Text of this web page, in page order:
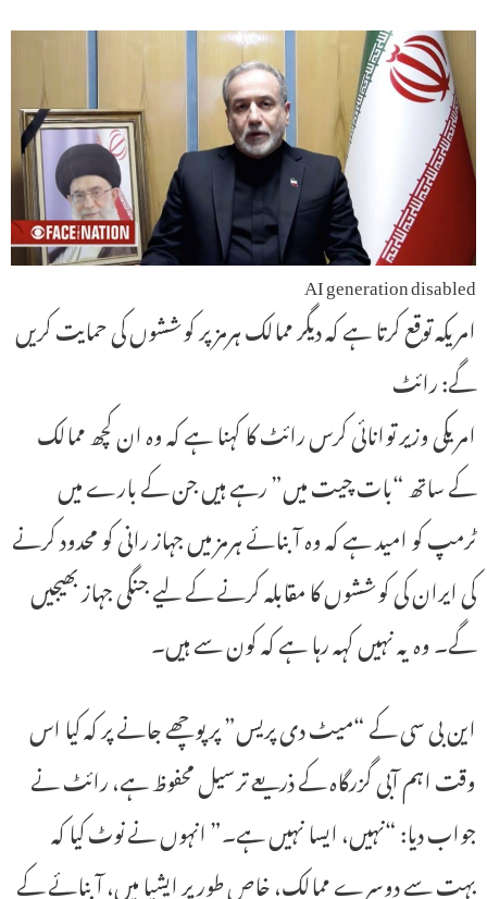
AI generation disabled
امریکہ توقع کرتا ہے کہ دیگر ممالک ہرمز پر کوششوں کی حمایت کریں
گے: رائٹ
امریکی وزیر توانائی کرس رائٹ کا کہنا ہے کہ وہ ان کچھ ممالک
کے ساتھ “بات چیت میں” رہے ہیں جن کے بارے میں
ٹرمپ کو امید ہے کہ وہ آبنائے ہرمز میں جہاز رانی کو محدود کرنے
کی ایران کی کوششوں کا مقابلہ کرنے کے لیے جنگی جہاز بھیجیں
گے۔ وہ یہ نہیں کہہ رہا ہے کہ کون سے ہیں۔
این بی سی کے “میٹ دی پریس” پر پوچھے جانے پر کہ کیا اس
وقت اہم آبی گزرگاہ کے ذریعے ترسیل محفوظ ہے، رائٹ نے
جواب دیا: “نہیں، ایسا نہیں ہے۔” انہوں نے نوٹ کیا کہ
بہت سے دوسرے ممالک، خاص طور پر ایشیا میں، آبنائے کے